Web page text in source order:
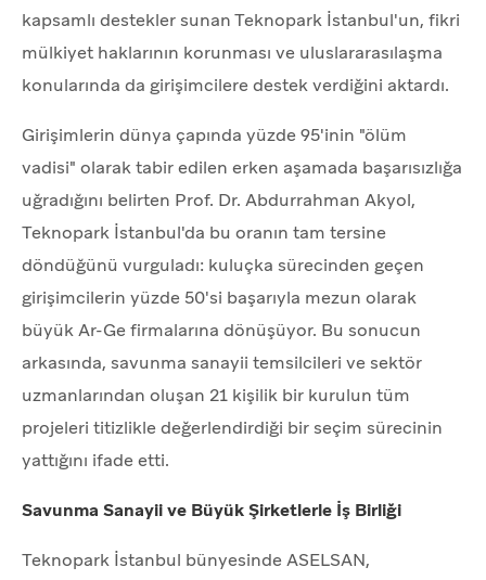
kapsamlı destekler sunan Teknopark İstanbul'un, fikri
mülkiyet haklarının korunması ve uluslararasılaşma
konularında da girişimcilere destek verdiğini aktardı.
Girişimlerin dünya çapında yüzde 95'inin "ölüm
vadisi" olarak tabir edilen erken aşamada başarısızlığa
uğradığını belirten Prof. Dr. Abdurrahman Akyol,
Teknopark İstanbul'da bu oranın tam tersine
döndüğünü vurguladı: kuluçka sürecinden geçen
girişimcilerin yüzde 50'si başarıyla mezun olarak
büyük Ar-Ge firmalarına dönüşüyor. Bu sonucun
arkasında, savunma sanayii temsilcileri ve sektör
uzmanlarından oluşan 21 kişilik bir kurulun tüm
projeleri titizlikle değerlendirdiği bir seçim sürecinin
yattığını ifade etti.
Savunma Sanayii ve Büyük Şirketlerle İş Birliği
Teknopark İstanbul bünyesinde ASELSAN,